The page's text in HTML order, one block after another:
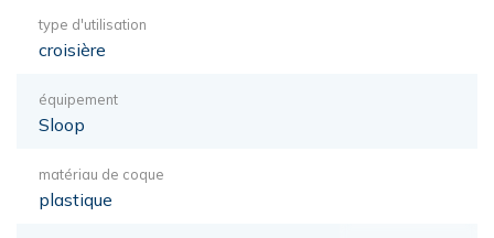
type d'utilisation
croisière
équipement
Sloop
matériau de coque
plastique